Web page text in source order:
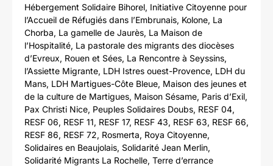
Hébergement Solidaire Bihorel, Initiative Citoyenne pour
l’Accueil de Réfugiés dans l’Embrunais, Kolone, La
Chorba, La gamelle de Jaurès, La Maison de
l’Hospitalité, La pastorale des migrants des diocèses
d’Evreux, Rouen et Sées, La Rencontre à Seyssins,
l’Assiette Migrante, LDH Istres ouest-Provence, LDH du
Mans, LDH Martigues-Côte Bleue, Maison des jeunes et
de la culture de Martigues, Maison Sésame, Paris d’Exil,
Pax Christi Nice, Peuples Solidaires Doubs, RESF 04,
RESF 06, RESF 11, RESF 17, RESF 43, RESF 63, RESF 66,
RESF 86, RESF 72, Rosmerta, Roya Citoyenne,
Solidaires en Beaujolais, Solidarité Jean Merlin,
Solidarité Migrants La Rochelle, Terre d’errance